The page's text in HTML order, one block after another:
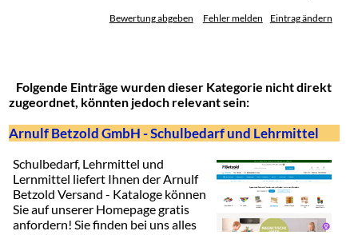
Bewertung abgeben Fehler melden Eintrag ändern
Folgende Einträge wurden dieser Kategorie nicht direkt
zugeordnet, könnten jedoch relevant sein:
Arnulf Betzold GmbH - Schulbedarf und Lehrmittel
Schulbedarf, Lehrmittel und
Lernmittel liefert Ihnen der Arnulf
Betzold Versand - Kataloge können
Sie auf unserer Homepage gratis
anfordern! Sie finden bei uns alles